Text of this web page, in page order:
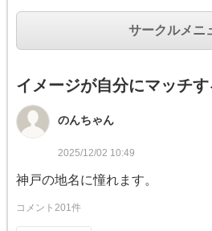
サークルメニ
イメージが自分にマッチ
のんちゃん
2025/12/02 10:49
神戸の地名に憧れます。
コメント201件